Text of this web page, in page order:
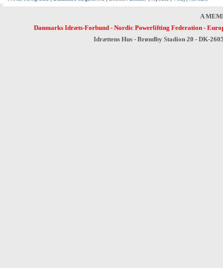
A
Danmarks Idræts-Forbund- Nordic Powerlifting Federation-
Idrættens Hus - Brøndby Stadion 20 - DK-